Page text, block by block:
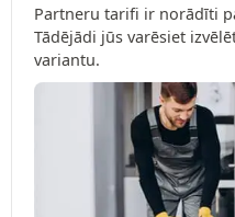
Partneru tarifi ir norādīti
Tādējādi jūs varēsiet
variantu.